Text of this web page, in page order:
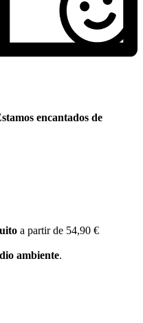
encantados de
a partir de 54,90 €
ambiente.